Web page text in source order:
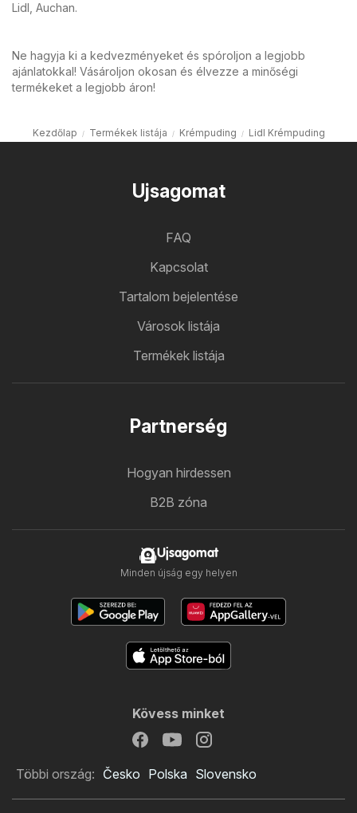
Lidl, Auchan.
Ne hagyja ki a kedvezményeket és spóroljon a legjobb
ajánlatokkal! Vásároljon okosan és élvezze a minőségi
termékeket a legjobb áron!
Kezdőlap Termékek listája Krémpuding Lidl Krémpuding
Ujsagomat
FAQ
Kapcsolat
Tartalom bejelentése
Városok listája
Termékek listája
Partnerség
Hogyan hirdessen
B2B zóna
Ujsagomat
Minden újság egy helyen
Kövess minket
Többi ország: Česko Polska Slovensko